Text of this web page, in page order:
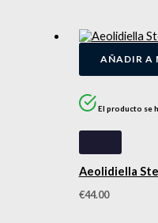
AÑADIR A
El producto se
Aeolidiella
€44.00